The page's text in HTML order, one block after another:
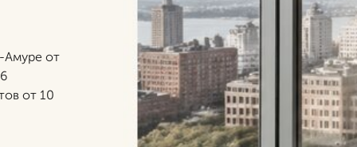
Амуре от
от 10